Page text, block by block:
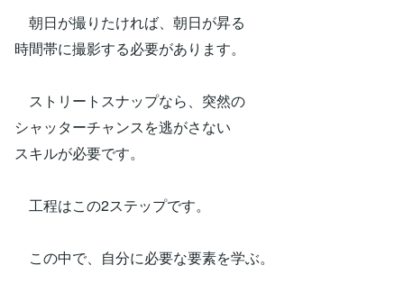
朝日が撮りたければ、朝日が昇る
時間帯に撮影する必要があります。
ストリートスナップなら、突然の
シャッターチャンスを逃がさない
スキルが必要です。
工程はこの2ステップです。
この中で、自分に必要な要素を学ぶ。